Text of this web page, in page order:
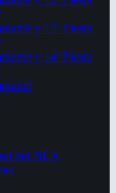
y 15ª Fiesta
y 14ª Fiesta
del NEA